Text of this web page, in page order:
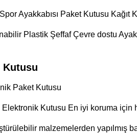
Ayakkabısı Paket Kutusu Kağıt
Plastik Şeffaf Çevre dostu
Kutusu
Paket Kutusu
Kutusu En iyi koruma için
malzemelerden yapılmış